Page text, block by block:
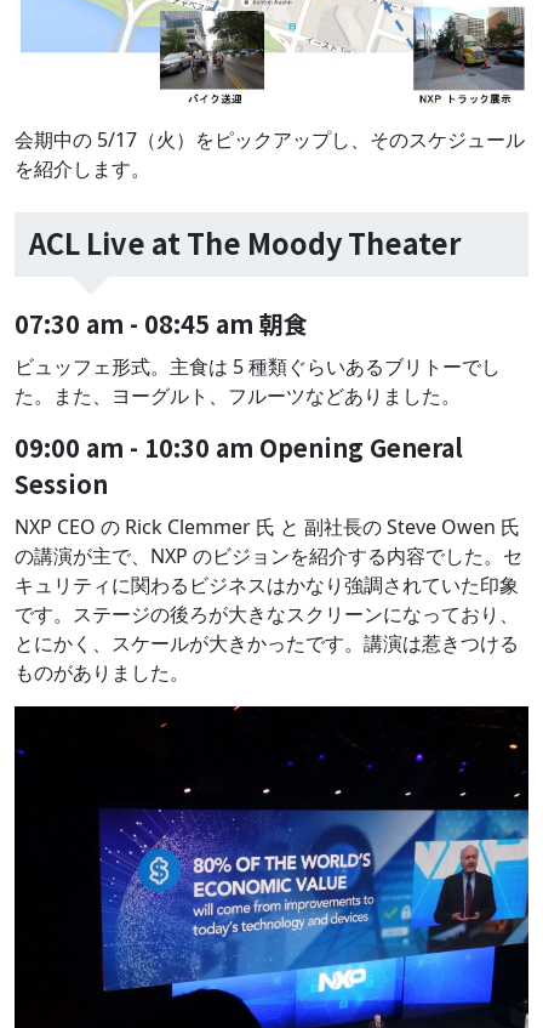
会期中の 5/17（火）をピックアップし、そのスケジュール
を紹介します。
ACL Live at The Moody Theater
07:30 am - 08:45 am 朝食
ビュッフェ形式。主食は 5 種類ぐらいあるブリトーでし
た。また、ヨーグルト、フルーツなどありました。
09:00 am - 10:30 am Opening General
Session
NXP CEO の Rick Clemmer 氏 と 副社長の Steve Owen 氏
の講演が主で、NXP のビジョンを紹介する内容でした。セ
キュリティに関わるビジネスはかなり強調されていた印象
です。ステージの後ろが大きなスクリーンになっており、
とにかく、スケールが大きかったです。講演は惹きつける
ものがありました。